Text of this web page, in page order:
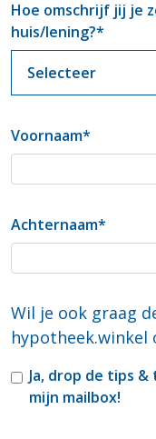
Hoe omschrijf jij je
huis/lening?*
Voornaam*
Achternaam*
Wil je ook graag
hypotheek.winkel
Ja, drop de tips
mijn mailbox!